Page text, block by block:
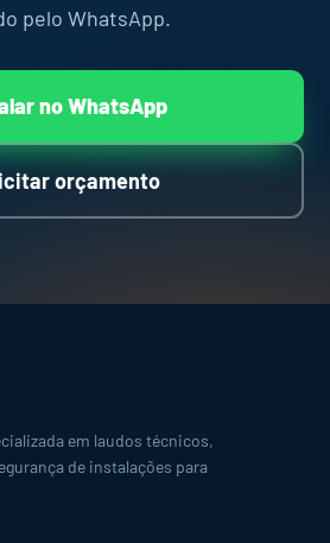
pelo WhatsApp.
no WhatsApp
orçamento
em laudos técnicos,
de instalações para